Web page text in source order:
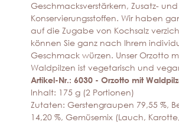
Geschmacksverstärkern, Zusatz- und
Konservierungsstoffen. Wir haben
auf die Zugabe von Kochsalz
können Sie ganz nach Ihrem
Geschmack würzen. Unser Orzotto
Waldpilzen ist vegetarisch und
Artikel-Nr.: 6030 - Orzotto mit
Inhalt: 175 g (2 Portionen)
Zutaten: Gerstengraupen 79,55 %,
14,20 %, Gemüsemix (Lauch,